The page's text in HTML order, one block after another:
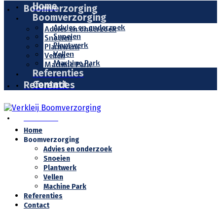
Boomverzorging
Advies en onderzoek
Snoeien
Plantwerk
Vellen
Machine Park
Referenties
Home
Boomverzorging
Advies en onderzoek
Snoeien
Plantwerk
Vellen
Machine Park
Referenties
Contact
Home
Boomverzorging
Advies en onderzoek
Snoeien
Plantwerk
Vellen
Machine Park
Referenties
Contact